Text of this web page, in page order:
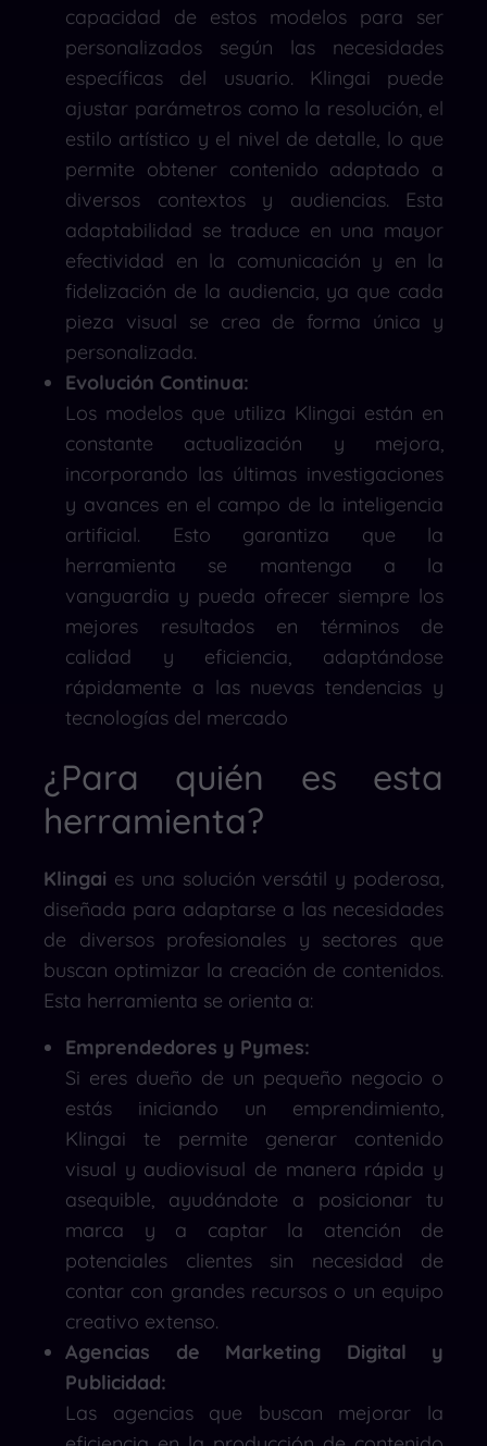
capacidad de estos modelos para ser
personalizados según las necesidades
específicas del usuario. Klingai puede
ajustar parámetros como la resolución, el
estilo artístico y el nivel de detalle, lo que
permite obtener contenido adaptado a
diversos contextos y audiencias. Esta
adaptabilidad se traduce en una mayor
efectividad en la comunicación y en la
fidelización de la audiencia, ya que cada
pieza visual se crea de forma única y
personalizada.
Evolución Continua:
Los modelos que utiliza Klingai están en
constante actualización y mejora,
incorporando las últimas investigaciones
y avances en el campo de la inteligencia
artificial. Esto garantiza que la
herramienta se mantenga a la
vanguardia y pueda ofrecer siempre los
mejores resultados en términos de
calidad y eficiencia, adaptándose
rápidamente a las nuevas tendencias y
tecnologías del mercado
¿Para quién es esta
herramienta?
Klingai es una solución versátil y poderosa,
diseñada para adaptarse a las necesidades
de diversos profesionales y sectores que
buscan optimizar la creación de contenidos.
Esta herramienta se orienta a:
Emprendedores y Pymes:
Si eres dueño de un pequeño negocio o
estás iniciando un emprendimiento,
Klingai te permite generar contenido
visual y audiovisual de manera rápida y
asequible, ayudándote a posicionar tu
marca y a captar la atención de
potenciales clientes sin necesidad de
contar con grandes recursos o un equipo
creativo extenso.
Agencias de Marketing Digital y
Publicidad:
Las agencias que buscan mejorar la